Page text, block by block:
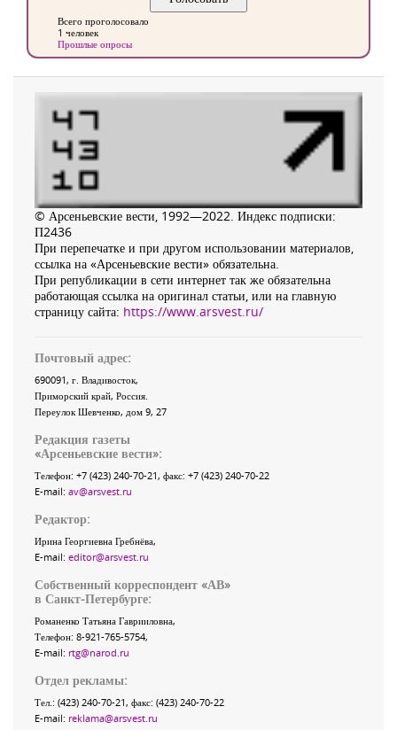
Всего проголосовало
1 человек
Прошлые опросы
© Арсеньевские вести, 1992—2022. Индекс подписки:
П2436
При перепечатке и при другом использовании материалов,
ссылка на «Арсеньевские вести» обязательна.
При републикации в сети интернет так же обязательна
работающая ссылка на оригинал статьи, или на главную
страницу сайта: https://www.arsvest.ru/
Почтовый адрес:
690091, г. Владивосток,
Приморский край, Россия
Переулок Шевченко, дом 9, 27
Редакция газеты
«Арсеньевские вести»:
Телефон: +7 (423) 240-70-21, факс: +7 (423) 240-70-22
E-mail: av@arsvest.ru
Редактор:
Ирина Георгиевна Гребнёва,
E-mail: editor@arsvest.ru
Собственный корреспондент «АВ»
в Санкт-Петербурге:
Романенко Татьяна Гаврииловна,
Телефон: 8-921-765-5754,
E-mail: rtg@narod.ru
Отдел рекламы:
Тел.: (423) 240-70-21, факс: (423) 240-70-22
E-mail: reklama@arsvest.ru